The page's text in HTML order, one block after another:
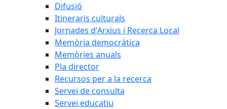
Difusió
Itineraris culturals
Jornades d'Arxius i Recerca Local
Memòria democràtica
Memòries anuals
Pla director
Recursos per a la recerca
Servei de consulta
Servei educatiu